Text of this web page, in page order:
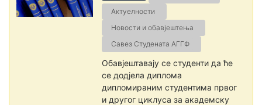
Актуелности
Новости и обавјештења
Савез Студената АГГФ
Обавјештавају се студенти да ће
се додјела диплома
дипломираним студентима првог
и другог циклуса за академску